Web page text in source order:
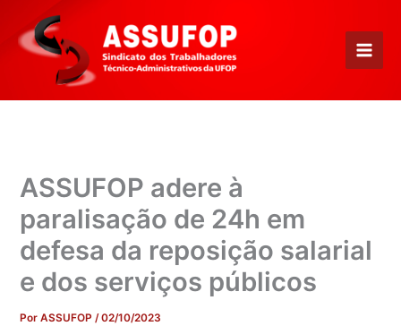
para
conteúdo
ASSUFOP adere à
paralisação de 24h em
defesa da reposição salarial
e dos serviços públicos
PorASSUFOP/02/10/2023